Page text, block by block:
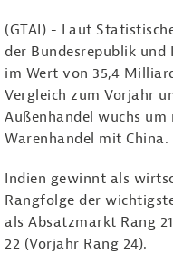
(GTAI) - Laut
der Bundesrepublik und
im Wert von 35,4
Vergleich zum Vorjahr
Außenhandel wuchs
Warenhandel mit China.
Indien gewinnt als
Rangfolge der
als Absatzmarkt Rang
22 (Vorjahr Rang 24).